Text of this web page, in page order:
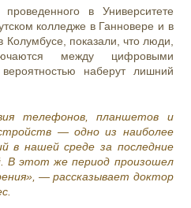
проведенного в Университете
колледже в Ганновере и в
Колумбусе, показали, что люди,
между цифровыми
наберут лишний
телефонов, планшетов и
— одно из наиболее
в нашей среде за последние
В этот же период произошел
— рассказывает доктор